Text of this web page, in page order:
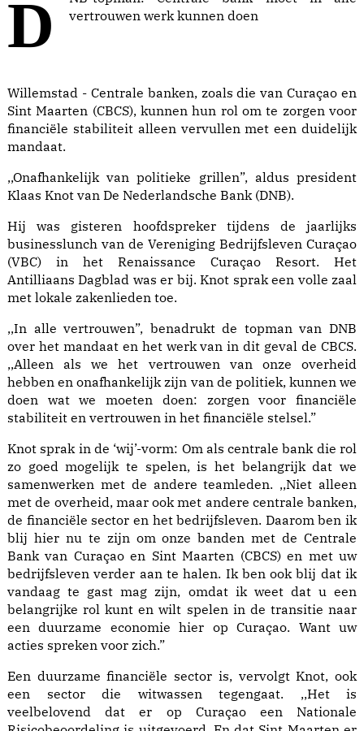
DNB-topman: Centrale bank moet in alle vertrouwen werk kunnen doen
Willemstad - Centrale banken, zoals die van Curaçao en
Sint Maarten (CBCS), kunnen hun rol om te zorgen voor
financiële stabiliteit alleen vervullen met een duidelijk
mandaat.
,,Onafhankelijk van politieke grillen”, aldus president
Klaas Knot van De Nederlandsche Bank (DNB).
Hij was gisteren hoofdspreker tijdens de jaarlijks
businesslunch van de Vereniging Bedrijfsleven Curaçao
(VBC) in het Renaissance Curaçao Resort. Het
Antilliaans Dagblad was er bij. Knot sprak een volle zaal
met lokale zakenlieden toe.
,,In alle vertrouwen”, benadrukt de topman van DNB
over het mandaat en het werk van in dit geval de CBCS.
,,Alleen als we het vertrouwen van onze overheid
hebben en onafhankelijk zijn van de politiek, kunnen we
doen wat we moeten doen: zorgen voor financiële
stabiliteit en vertrouwen in het financiële stelsel.”
Knot sprak in de ‘wij’-vorm: Om als centrale bank die rol
zo goed mogelijk te spelen, is het belangrijk dat we
samenwerken met de andere teamleden. ,,Niet alleen
met de overheid, maar ook met andere centrale banken,
de financiële sector en het bedrijfsleven. Daarom ben ik
blij hier nu te zijn om onze banden met de Centrale
Bank van Curaçao en Sint Maarten (CBCS) en met uw
bedrijfsleven verder aan te halen. Ik ben ook blij dat ik
vandaag te gast mag zijn, omdat ik weet dat u een
belangrijke rol kunt en wilt spelen in de transitie naar
een duurzame economie hier op Curaçao. Want uw
acties spreken voor zich.”
Een duurzame financiële sector is, vervolgt Knot, ook
een sector die witwassen tegengaat. ,,Het is
veelbelovend dat er op Curaçao een Nationale